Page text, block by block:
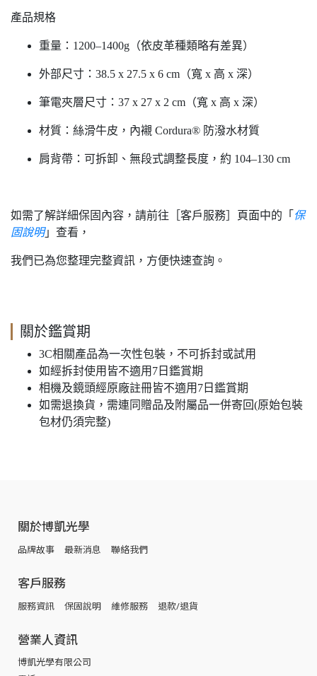
產品規格
重量：1200–1400g（依皮革種類略有差異）
外部尺寸：38.5 x 27.5 x 6 cm（寬 x 高 x 深）
筆電夾層尺寸：37 x 27 x 2 cm（寬 x 高 x 深）
材質：絲滑牛皮，內襯 Cordura® 防潑水材質
肩背帶：可拆卸、無段式調整長度，約 104–130 cm
如需了解詳細保固內容，請前往［客戶服務］頁面中的「 保
固說明」查看，
我們已為您整理完整資訊，方便快速查詢。
關於鑑賞期
3C相關產品為一次性包裝，不可拆封或試用
如經拆封使用皆不適用7日鑑賞期
相機及鏡頭經原廠註冊皆不適用7日鑑賞期
如需退換貨，需連同贈品及附屬品一併寄回(原始包裝
包材仍須完整)
關於博凱光學
品牌故事 最新消息 聯絡我們
客戶服務
服務資訊 保固說明 維修服務 退款/退貨
營業人資訊
博凱光學有限公司